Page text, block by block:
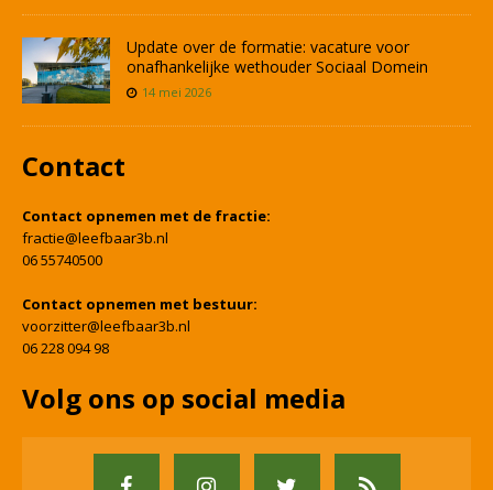
Update over de formatie: vacature voor
onafhankelijke wethouder Sociaal Domein
14 mei 2026
Contact
Contact opnemen met de fractie:
fractie@leefbaar3b.nl
06 55740500
Contact opnemen met bestuur:
voorzitter@leefbaar3b.nl
06 228 094 98
Volg ons op social media